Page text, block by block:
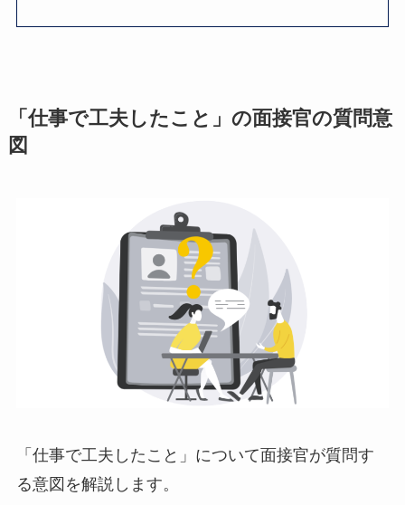
「仕事で工夫したこと」の面接官の質問意
図
「仕事で工夫したこと」について面接官が質問す
る意図を解説します。